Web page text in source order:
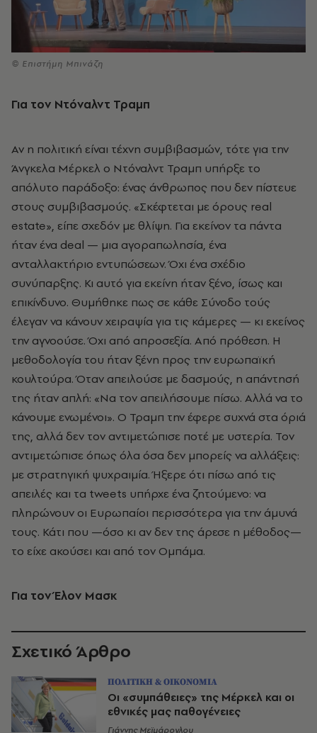
© Επιστήμη Μπινάζη
Για τον Ντόναλντ Τραμπ
Αν η πολιτική είναι τέχνη συμβιβασμών, τότε για την
Άνγκελα Μέρκελ ο Ντόναλντ Τραμπ υπήρξε το
απόλυτο παράδοξο: ένας άνθρωπος που δεν πίστευε
στους συμβιβασμούς. «Σκέφτεται με όρους real
estate», είπε σχεδόν με θλίψη. Για εκείνον τα πάντα
ήταν ένα deal — μια αγοραπωλησία, ένα
ανταλλακτήριο εντυπώσεων. Όχι ένα σχέδιο
συνύπαρξης. Κι αυτό για εκείνη ήταν ξένο, ίσως και
επικίνδυνο. Θυμήθηκε πως σε κάθε Σύνοδο τούς
έλεγαν να κάνουν χειραψία για τις κάμερες — κι εκείνος
την αγνοούσε. Όχι από απροσεξία. Από πρόθεση. Η
μεθοδολογία του ήταν ξένη προς την ευρωπαϊκή
κουλτούρα. Όταν απειλούσε με δασμούς, η απάντησή
της ήταν απλή: «Να τον απειλήσουμε πίσω. Αλλά να το
κάνουμε ενωμένοι». Ο Τραμπ την έφερε συχνά στα όριά
της, αλλά δεν τον αντιμετώπισε ποτέ με υστερία. Τον
αντιμετώπισε όπως όλα όσα δεν μπορείς να αλλάξεις:
με στρατηγική ψυχραιμία. Ήξερε ότι πίσω από τις
απειλές και τα tweets υπήρχε ένα ζητούμενο: να
πληρώνουν οι Ευρωπαίοι περισσότερα για την άμυνά
τους. Κάτι που —όσο κι αν δεν της άρεσε η μέθοδος—
το είχε ακούσει και από τον Ομπάμα.
Για τον Έλον Μασκ
Σχετικό Άρθρο
ΠΟΛΙΤΙΚΗ & ΟΙΚΟΝΟΜΙΑ
Οι «συμπάθειες» της Μέρκελ και οι
εθνικές μας παθογένειες
Γιάννης Μεϊμάρογλου